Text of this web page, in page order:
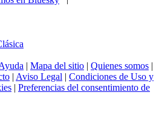
| Mapa del sitio | Quienes somos |
| Aviso Legal | Condiciones de Uso y
| Preferencias del consentimiento de